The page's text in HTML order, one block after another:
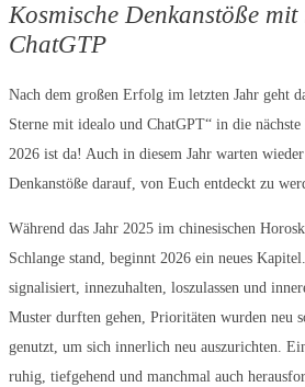
Kosmische Denkanstöße
ChatGTP
Nach dem großen Erfolg im letzten Jahr geht
Sterne mit idealo und ChatGPT“ in die nächste
2026 ist da! Auch in diesem Jahr warten wieder
Denkanstöße darauf, von Euch entdeckt zu
Während das Jahr 2025 im chinesischen
Schlange stand, beginnt 2026 ein neues
signalisiert, innezuhalten, loszulassen und
Muster durften gehen, Prioritäten wurden neu
genutzt, um sich innerlich neu auszurichten.
ruhig, tiefgehend und manchmal auch